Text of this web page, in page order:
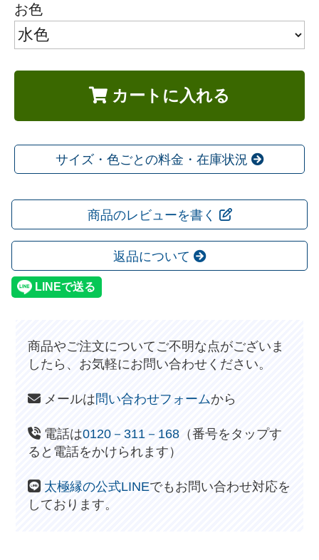
お色
カートに入れる
サイズ・色ごとの料金・在庫状況
商品のレビューを書く
返品について
商品やご注文についてご不明な点がございま
したら、お気軽にお問い合わせください。
メールは問い合わせフォームから
電話は0120－311－168 （番号をタップす
ると電話をかけられます）
太極縁の公式LINEでもお問い合わせ対応を
しております。